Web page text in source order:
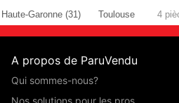
Haute-Garonne (31)
Toulouse 4
A propos de ParuVendu
Qui sommes-nous?